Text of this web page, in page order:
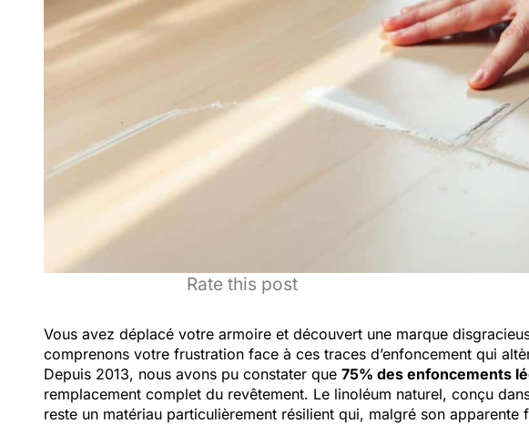
Rate this post
Vous avez déplacé votre armoire et découvert une marque
comprenons votre frustration face à ces traces d’enfoncement qui
Depuis 2013, nous avons pu constater que 75% des enfoncements
remplacement complet du revêtement. Le linoléum naturel, conçu
reste un matériau particulièrement résilient qui, malgré son